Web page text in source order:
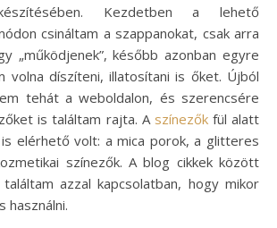
Kezdetben a lehető
csináltam a szappanokat, csak arra
„működjenek”, később azonban egyre
volna díszíteni, illatosítani is őket. Újból
tehát a weboldalon, és szerencsére
is találtam rajta. A színezők fül alatt
elérhető volt: a mica porok, a glitteres
színezők. A blog cikkek között
azzal kapcsolatban, hogy mikor
használni.